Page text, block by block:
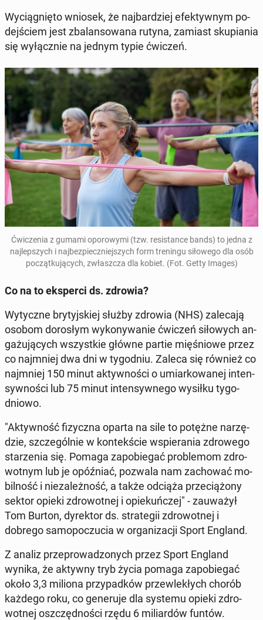
Wy­cią­gnię­to wniosek, że naj­bar­dziej efek­tyw­nym po­
dej­ściem jest zba­lan­so­wa­na rutyna, zamiast sku­pia­nia
się wy­łącz­nie na jednym typie ćwiczeń.
Ćwi­cze­nia z gumami opo­ro­wy­mi (tzw. re­si­stan­ce bands) to jedna z
naj­lep­szych i naj­bez­piecz­niej­szych form tre­nin­gu si­ło­we­go dla osób
po­cząt­ku­ją­cych, zwłasz­cza dla kobiet. (Fot. Getty Images)
Co na to eks­per­ci ds. zdrowia?
Wy­tycz­ne bry­tyj­skiej służby zdrowia (NHS) za­le­ca­ją
osobom do­ro­słym wy­ko­ny­wa­nie ćwiczeń si­ło­wych an­
ga­żu­ją­cych wszyst­kie główne partie mię­śnio­we przez
co naj­mniej dwa dni w ty­go­dniu. Zaleca się również co
naj­mniej 150 minut ak­tyw­no­ści o umiar­ko­wa­nej in­ten­
syw­no­ści lub 75 minut in­ten­syw­ne­go wysiłku ty­go­
dnio­wo.
"Ak­tyw­ność fi­zycz­na oparta na sile to potężne na­rzę­
dzie, szcze­gól­nie w kon­tek­ście wspie­ra­nia zdro­we­go
sta­rze­nia się. Pomaga za­po­bie­gać pro­ble­mom zdro­
wot­nym lub je opóź­niać, pozwala nam za­cho­wać mo­
bil­ność i nie­za­leż­ność, a także odciąża prze­cią­żo­ny
sektor opieki zdro­wot­nej i opie­kuń­czej" - za­uwa­żył
Tom Burton, dy­rek­tor ds. stra­te­gii zdro­wot­nej i
dobrego sa­mo­po­czu­cia w or­ga­ni­za­cji Sport England.
Z analiz prze­pro­wa­dzo­nych przez Sport England
wynika, że aktywny tryb życia pomaga za­po­bie­gać
około 3,3 miliona przy­pad­ków prze­wle­kłych chorób
każdego roku, co ge­ne­ru­je dla systemu opieki zdro­
wot­nej oszczęd­no­ści rzędu 6 mi­liar­dów funtów.